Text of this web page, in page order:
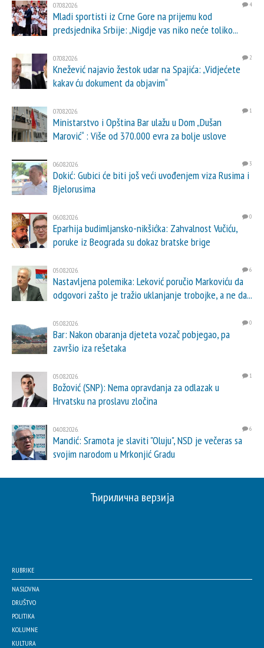
07.08.2026. 4
Mladi sportisti iz Crne Gore na prijemu kod
predsjednika Srbije: „Nigdje vas niko neće toliko...
07.08.2026. 2
Knežević najavio žestok udar na Spajića: „Vidjećete
kakav ću dokument da objavim“
07.08.2026. 1
Ministarstvo i Opština Bar ulažu u Dom „Dušan
Marović“ : Više od 370.000 evra za bolje uslove
06.08.2026. 3
Dokić: Gubici će biti još veći uvođenjem viza Rusima i
Bjelorusima
06.08.2026. 0
Eparhija budimljansko-nikšićka: Zahvalnost Vučiću,
poruke iz Beograda su dokaz bratske brige
05.08.2026. 6
Nastavljena polemika: Leković poručio Markoviću da
odgovori zašto je tražio uklanjanje trobojke, a ne da...
05.08.2026. 0
Bar: Nakon obaranja djeteta vozač pobjegao, pa
završio iza rešetaka
05.08.2026. 1
Božović (SNP): Nema opravdanja za odlazak u
Hrvatsku na proslavu zločina
04.08.2026. 6
Mandić: Sramota je slaviti "Oluju", NSD je večeras sa
svojim narodom u Mrkonjić Gradu
Ћирилична верзија
RUBRIKE
NASLOVNA
DRUŠTVO
POLITIKA
KOLUMNE
KULTURA